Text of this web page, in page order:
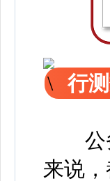
行
公务
来说